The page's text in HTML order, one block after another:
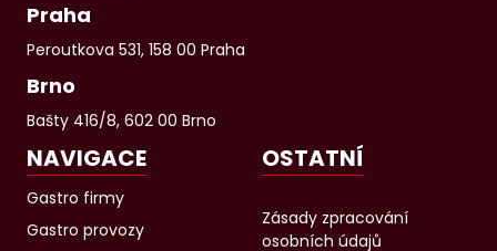
Praha
Peroutkova 531, 158 00 Praha
Brno
Bašty 416/8, 602 00 Brno
NAVIGACE
Gastro firmy
Gastro provozy
OSTATNÍ
Zásady zpracování
osobních údajů